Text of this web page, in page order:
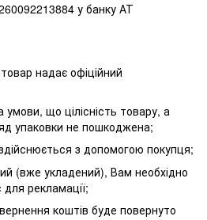
у банку АТ
надає офіційний
що цілісність товару, а
упаковки не пошкоджена;
з допомогою покупця;
(вже укладений), Вам необхідно
рекламації;
коштів буде повернуто